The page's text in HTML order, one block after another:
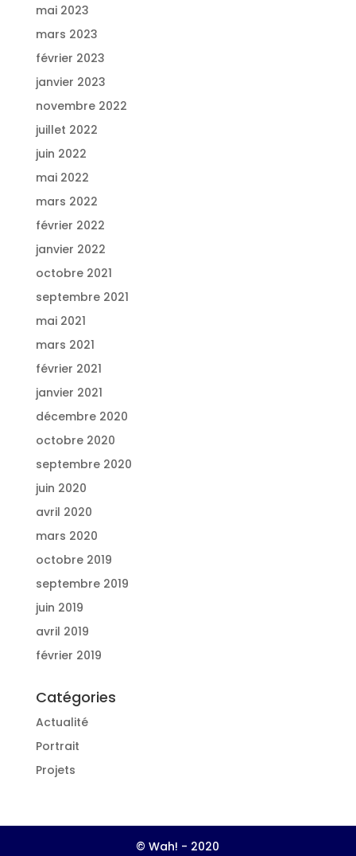
mai 2023
mars 2023
février 2023
janvier 2023
novembre 2022
juillet 2022
juin 2022
mai 2022
mars 2022
février 2022
janvier 2022
octobre 2021
septembre 2021
mai 2021
mars 2021
février 2021
janvier 2021
décembre 2020
octobre 2020
septembre 2020
juin 2020
avril 2020
mars 2020
octobre 2019
septembre 2019
juin 2019
avril 2019
février 2019
Catégories
Actualité
Portrait
Projets
© Wah! - 2020